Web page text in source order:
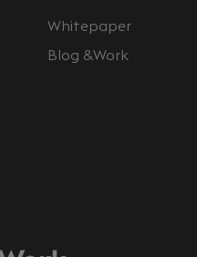
Whitepaper
Blog &Work